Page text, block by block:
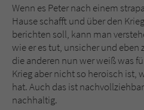
Wenn es Peter nach einem
Hause schafft und über den
berichten soll, kann man
wie er es tut, unsicher und
die anderen nun wer weiß was
Krieg aber nicht so heroisch ist,
hat. Auch das ist
nachhaltig.